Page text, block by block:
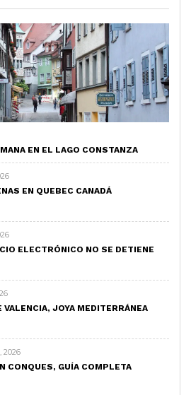
EN EL LAGO CONSTANZA
EN QUEBEC CANADÁ
ELECTRÓNICO NO SE DETIENE
VALENCIA, JOYA MEDITERRÁNEA
2026
CONQUES, GUÍA COMPLETA